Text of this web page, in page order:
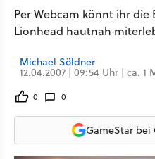
Per Webcam könnt ihr
Lionhead hautnah
Michael Söldner
12.04.2007 | 09:54 Uhr | ca. 1
0 0
GameStar bei